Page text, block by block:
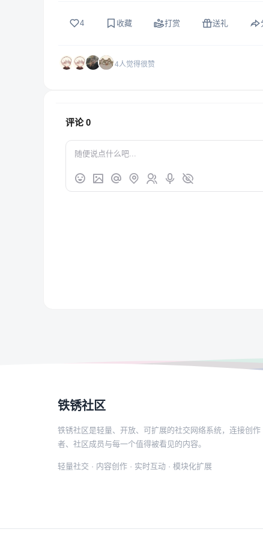
4 收藏 打赏 送礼
4人觉得很赞
评论0
铁锈社区
铁锈社区是轻量、开放、可扩展的社交网络系统，连接创作
者、社区成员与每一个值得被看见的内容。
轻量社交 · 内容创作 · 实时互动 · 模块化扩展